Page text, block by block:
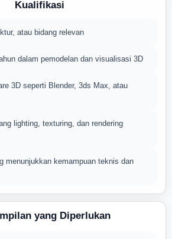
Kualifikasi
atau bidang relevan
dalam pemodelan dan visualisasi 3D
3D seperti Blender, 3ds Max, atau
lighting, texturing, dan rendering
menunjukkan kemampuan teknis dan
yang Diperlukan